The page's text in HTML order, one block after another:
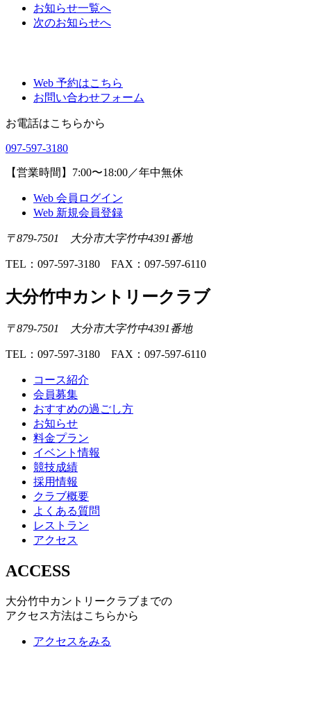
お知らせ一覧へ
次のお知らせへ
Web 予約はこちら
お問い合わせフォーム
お電話はこちらから
097-597-3180
【営業時間】7:00〜18:00／年中無休
Web 会員ログイン
Web 新規会員登録
〒879-7501 大分市大字竹中4391番地
TEL：097-597-3180 FAX：097-597-6110
大分竹中カントリークラブ
〒879-7501 大分市大字竹中4391番地
TEL：097-597-3180 FAX：097-597-6110
コース紹介
会員募集
おすすめの過ごし方
お知らせ
料金プラン
イベント情報
競技成績
採用情報
クラブ概要
よくある質問
レストラン
アクセス
ACCESS
大分竹中カントリークラブまでの
アクセス方法はこちらから
アクセスをみる